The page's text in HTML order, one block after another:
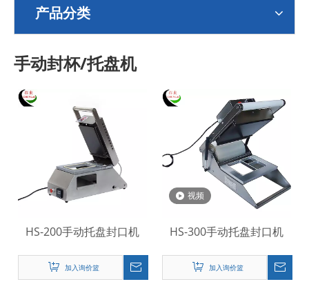
产品分类
手动封杯/托盘机
HS-200手动托盘封口机
加入询价篮
视频
HS-300手动托盘封口机
加入询价篮